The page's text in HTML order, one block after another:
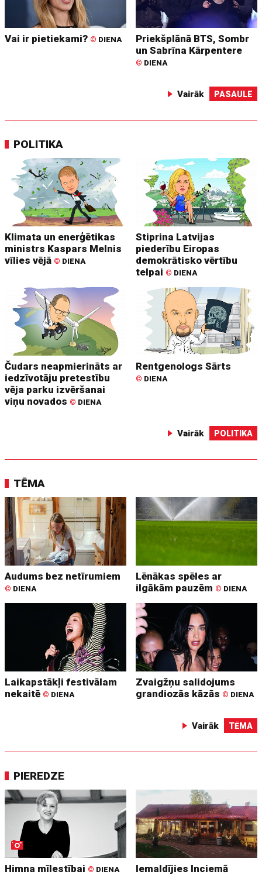
Vai ir pietiekami? © DIENA
Priekšplānā BTS, Sombr
un Sabrīna Kārpentere
© DIENA
Vairāk PASAULE
POLITIKA
Klimata un enerģētikas
ministrs Kaspars Melnis
vīlies vējā © DIENA
Stiprina Latvijas
piederību Eiropas
demokrātisko vērtību
telpai © DIENA
Čudars neapmierināts ar
iedzīvotāju pretestību
vēja parku izvēršanai
viņu novados © DIENA
Rentgenologs Sārts
© DIENA
Vairāk POLITIKA
TĒMA
Audums bez netīrumiem
© DIENA
Lēnākas spēles ar
ilgākām pauzēm © DIENA
Laikapstākļi festivālam
nekaitē © DIENA
Zvaigžņu salidojums
grandiozās kāzās © DIENA
Vairāk TĒMA
PIEREDZE
Himna mīlestībai © DIENA Iemaldījies Inciemā